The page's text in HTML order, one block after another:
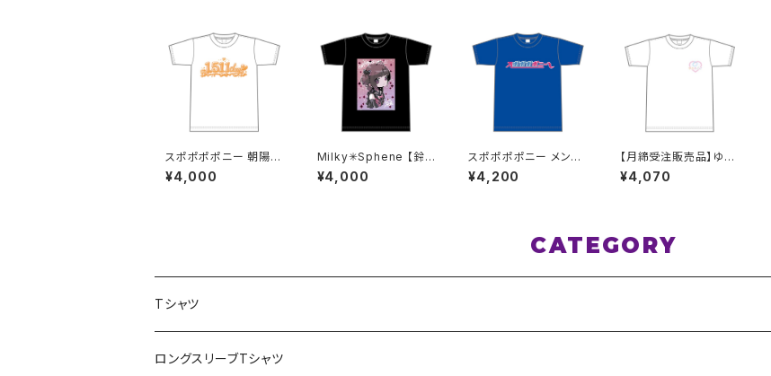
スポポポポニー 朝陽あ
いか 卒業記念Tシャツ
S〜XLサイズ
¥4,000
Milky✳︎Sphene 【鈴
宮ゆあ】生誕祭Tシャ
ツ S〜XLサイズ
¥4,000
スポポポポニー メンバ
ーカラー シンプルデザ
イン ロゴTシャツ ブル
¥4,200
【月締受注販売品】ゆめ
みどきTシャツ(ゆめT)
XXL〜XXXLサイズ
¥4,070
CATEGORY
Tシャツ
スポポポポニー
ロングスリーブTシャツ